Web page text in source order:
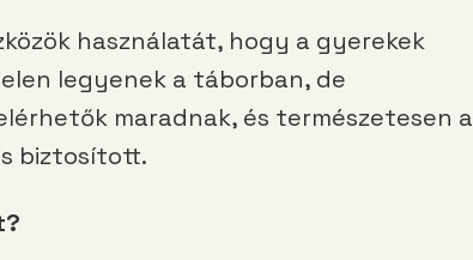
használatát, hogy a gyerekek
legyenek a táborban, de
maradnak, és természetesen a
biztosított.